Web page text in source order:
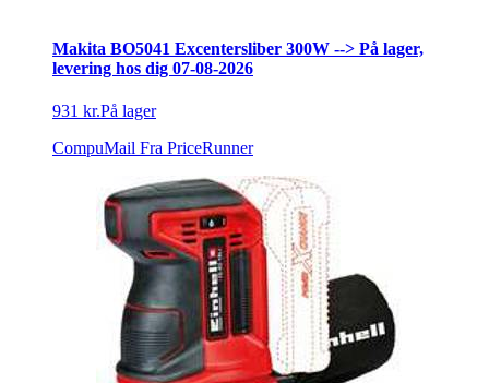
Makita BO5041 Excentersliber 300W --> På lager,
levering hos dig 07-08-2026
931 kr.På lager
CompuMail Fra PriceRunner